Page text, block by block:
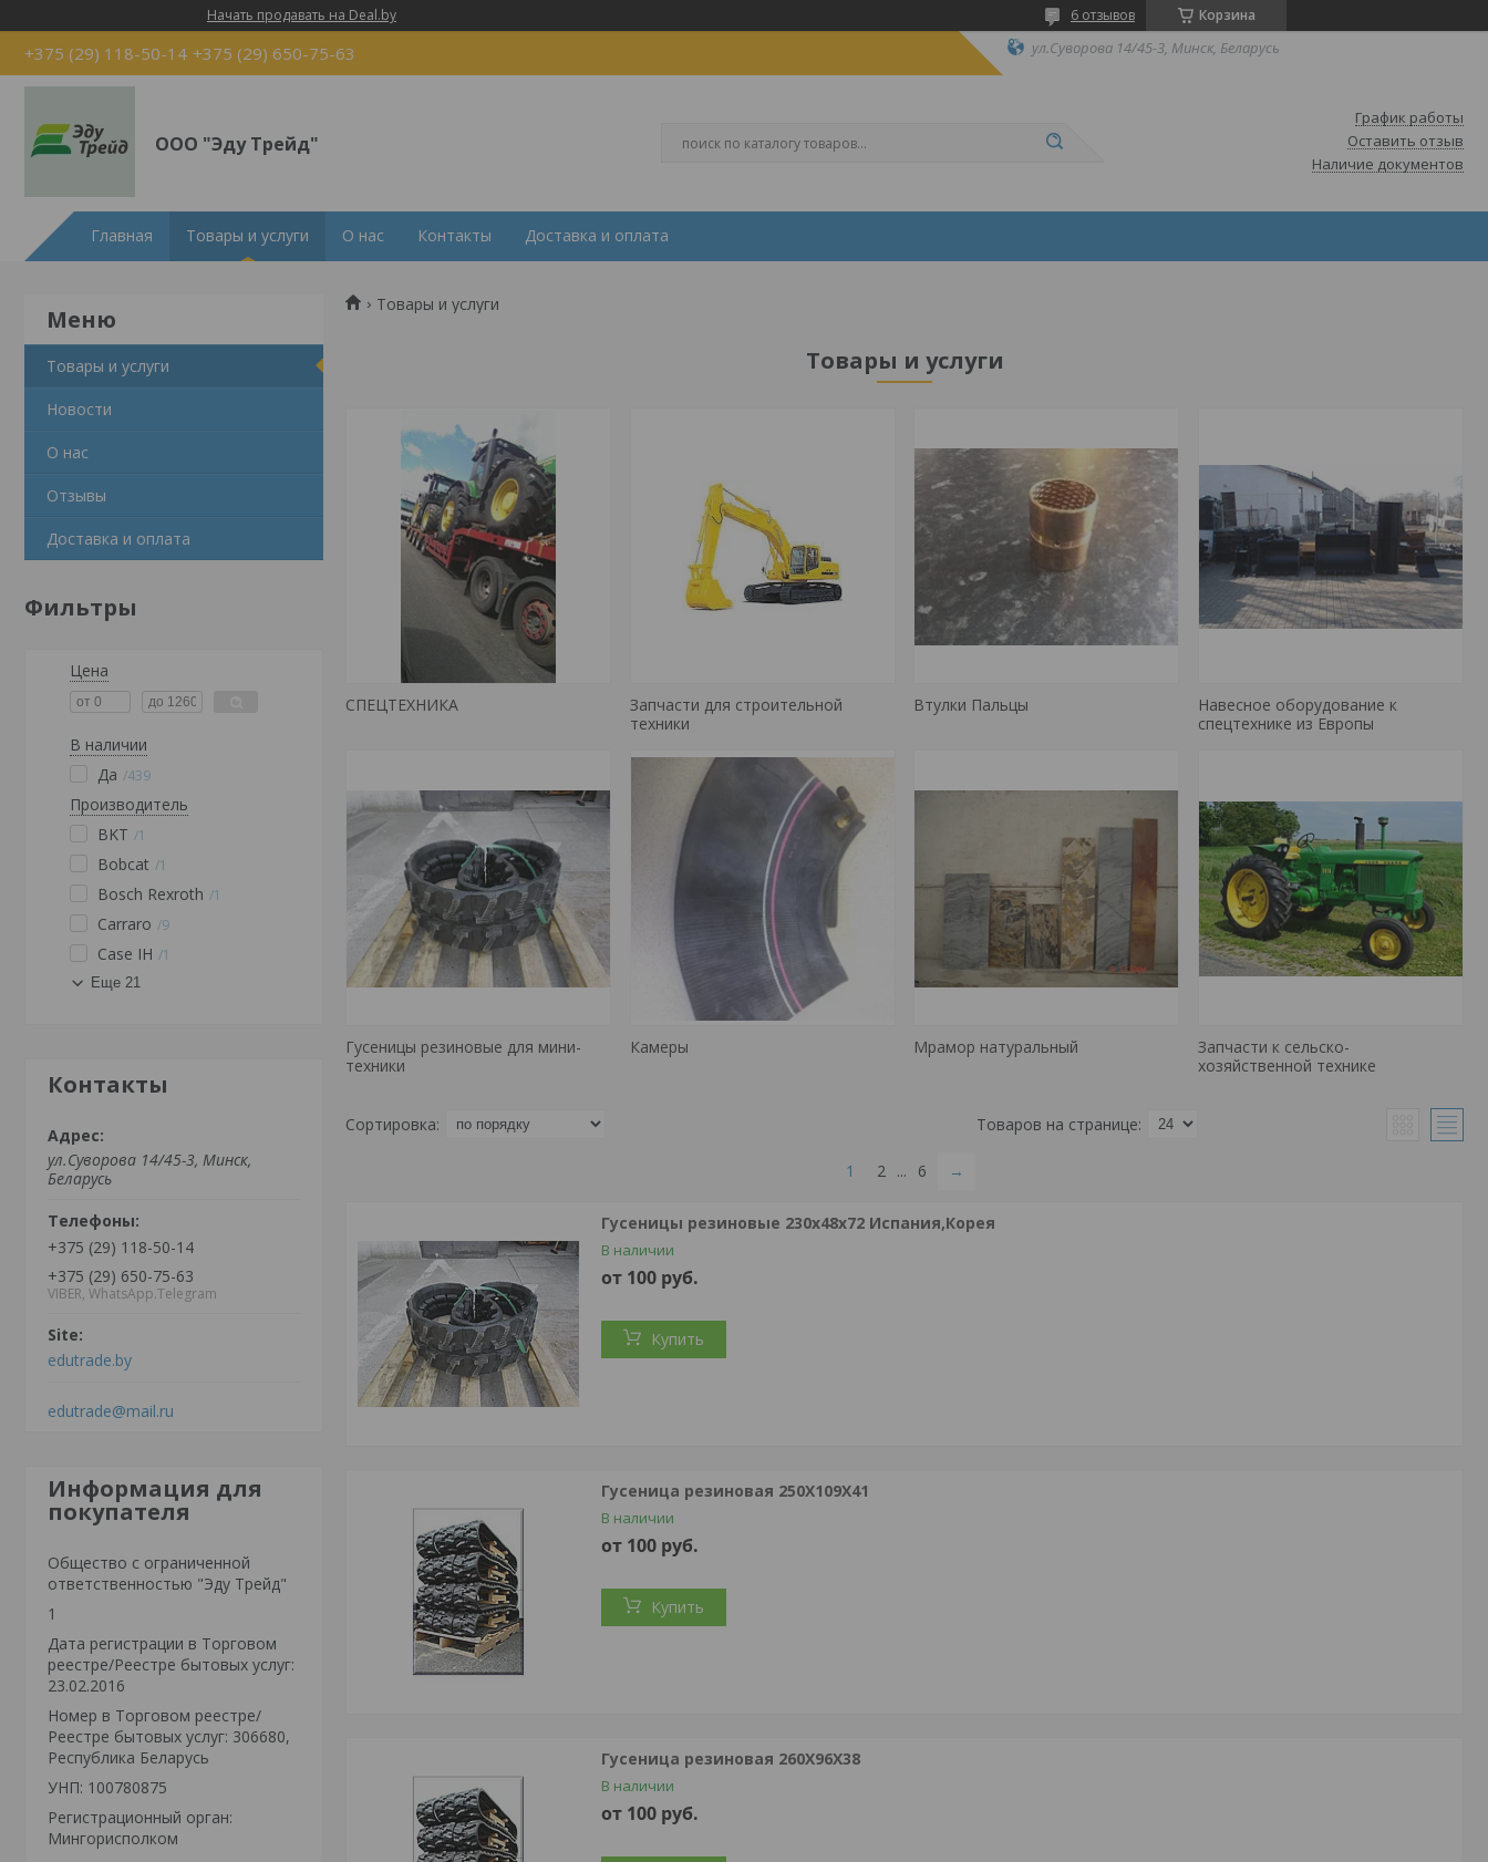
Начать продавать на Deal.by Корзина
6 отзывов
+375 (29) 118-50-14 +375 (29) 650-75-63 ул.Суворова 14/45-3, Минск, Беларусь
ООО "Эду Трейд"
График работы
Оставить отзыв
Наличие документов
Главная Товары и услуги О нас Контакты Доставка и оплата
Товары и услуги
Новости
О нас
Отзывы
Доставка и оплата
Фильтры
Цена
В наличии
Да
439
Производитель
BKT
1
Bobcat 1
Bosch Rexroth 1
Carraro 9
Case IH 1
Еще 21
Контакты
ул.Суворова 14/45-3, Минск,
Беларусь
+375 (29) 118-50-14
+375 (29) 650-75-63
VIBER, WhatsApp.Telegram
edutrade.by
edutrade@mail.ru
Информация для
покупателя
Общество с ограниченной
ответственностью "Эду Трейд"
1
Дата регистрации в Торговом
реестре/Реестре бытовых услуг:
23.02.2016
Номер в Торговом реестре/
Реестре бытовых услуг: 306680,
Республика Беларусь
УНП: 100780875
Регистрационный орган:
Мингорисполком
Товары и услуги
Товары и услуги
СПЕЦТЕХНИКА
Запчасти для строительной
техники
Втулки Пальцы
Навесное оборудование к
спецтехнике из Европы
Гусеницы резиновые для мини-
техники
Камеры Мрамор натуральный
Запчасти к сельско-
хозяйственной технике
1 2 ... 6 →
Гусеницы резиновые 230х48х72 Испания,Корея
В наличии
от 100 руб.
Купить
Гусеница резиновая 250Х109Х41
В наличии
от 100 руб.
Купить
Гусеница резиновая 260X96X38
В наличии
от 100 руб.